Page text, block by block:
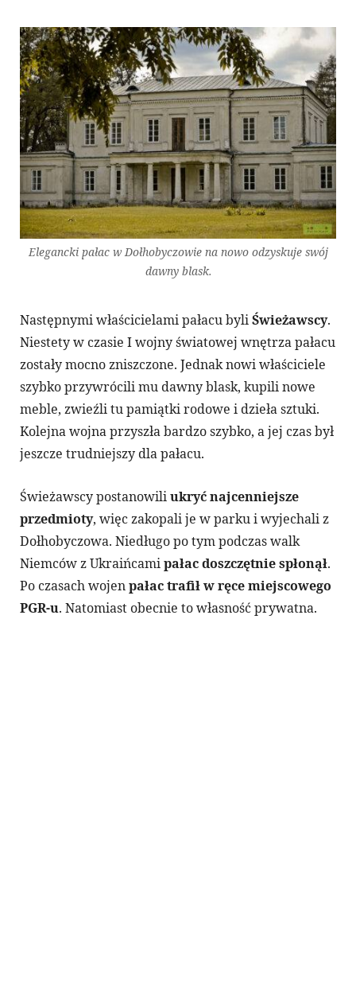
Elegancki pałac w Dołhobyczowie na nowo odzyskuje swój
dawny blask.
Następnymi właścicielami pałacu byliŚwieżawscy.
Niestety w czasie I wojny światowej wnętrza pałacu
zostały mocno zniszczone. Jednak nowi właściciele
szybko przywrócili mu dawny blask, kupili nowe
meble, zwieźli tu pamiątki rodowe i dzieła sztuki.
Kolejna wojna przyszła bardzo szybko, a jej czas był
jeszcze trudniejszy dla pałacu.
Świeżawscy postanowiliukryć najcenniejsze
przedmioty, więc zakopali je w parku i wyjechali z
Dołhobyczowa. Niedługo po tym podczas walk
Niemców z Ukraińcamipałac doszczętnie spłonął.
Po czasach wojenpałac trafił w ręce miejscowego
PGR-u. Natomiast obecnie to własność prywatna.